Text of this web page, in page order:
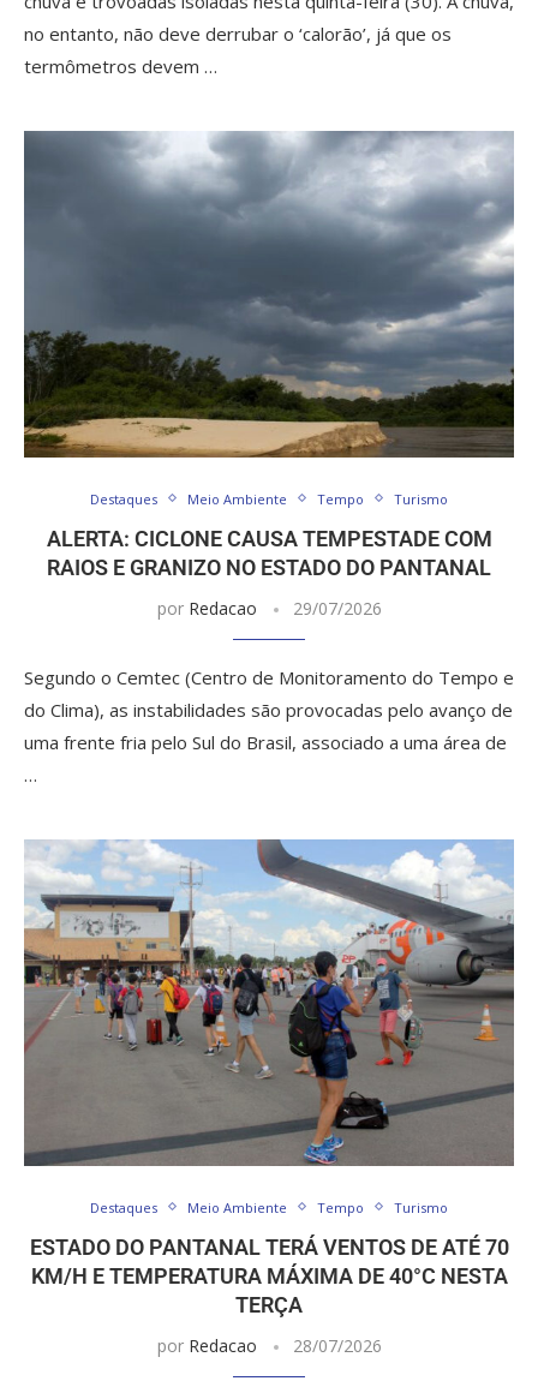
no entanto, não deve derrubar o ‘calorão’, já que os
termômetros devem …
Destaques Meio Ambiente Tempo Turismo
ALERTA: CICLONE CAUSA TEMPESTADE COM
RAIOS E GRANIZO NO ESTADO DO PANTANAL
por Redacao 29/07/2026
Segundo o Cemtec (Centro de Monitoramento do Tempo e
do Clima), as instabilidades são provocadas pelo avanço de
uma frente fria pelo Sul do Brasil, associado a uma área de
…
Destaques Meio Ambiente Tempo Turismo
ESTADO DO PANTANAL TERÁ VENTOS DE ATÉ 70
KM/H E TEMPERATURA MÁXIMA DE 40°C NESTA
TERÇA
por Redacao 28/07/2026